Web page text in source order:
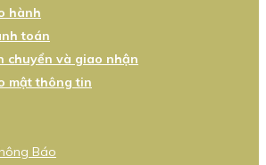
hành
toán
chuyển và giao nhận
mật thông tin